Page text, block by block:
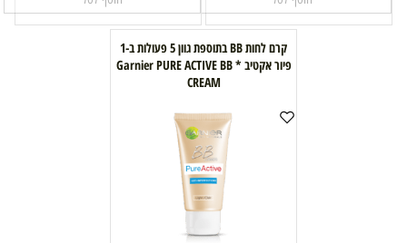
קרם לחות BB בתוספת גוון 5 פעולות ב-1
פיור אקטיב * Garnier PURE ACTIVE BB
CREAM